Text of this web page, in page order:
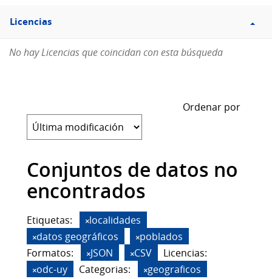
Filtro
Licencias
Licencias
No hay Licencias que coincidan con esta búsqueda
Ordenar por
Conjuntos de datos no
encontrados
Etiquetas:
localidades
datos geográficos
poblados
Formatos:
JSON CSV
Licencias:
odc-uy
Categorias: geograficos